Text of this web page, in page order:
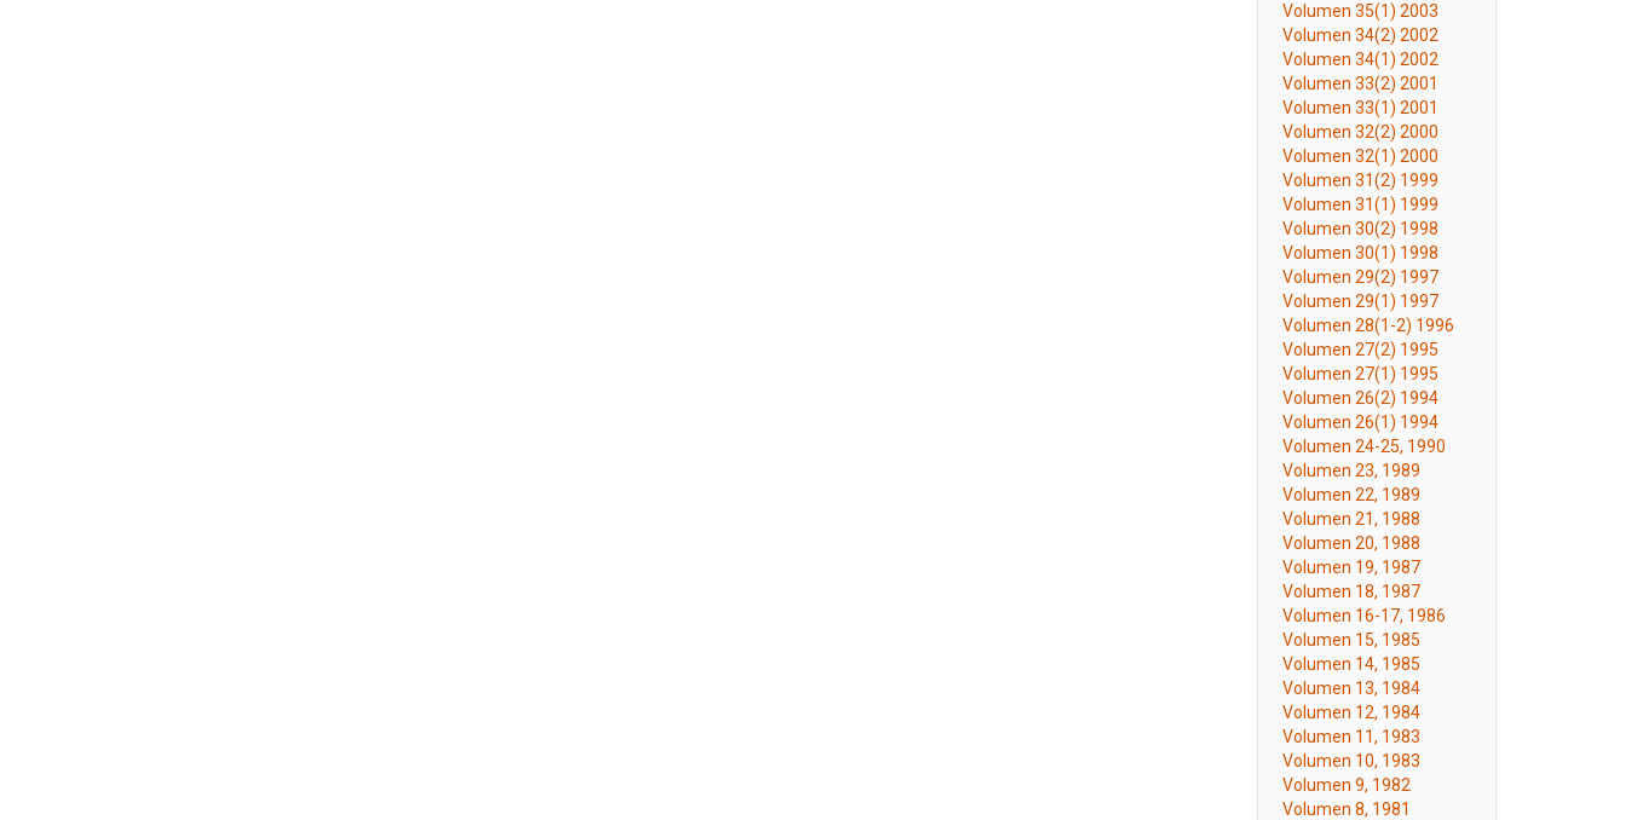
Volumen 35(1) 2003
Volumen 34(2) 2002
Volumen 34(1) 2002
Volumen 33(2) 2001
Volumen 33(1) 2001
Volumen 32(2) 2000
Volumen 32(1) 2000
Volumen 31(2) 1999
Volumen 31(1) 1999
Volumen 30(2) 1998
Volumen 30(1) 1998
Volumen 29(2) 1997
Volumen 29(1) 1997
Volumen 28(1-2) 1996
Volumen 27(2) 1995
Volumen 27(1) 1995
Volumen 26(2) 1994
Volumen 26(1) 1994
Volumen 24-25, 1990
Volumen 23, 1989
Volumen 22, 1989
Volumen 21, 1988
Volumen 20, 1988
Volumen 19, 1987
Volumen 18, 1987
Volumen 16-17, 1986
Volumen 15, 1985
Volumen 14, 1985
Volumen 13, 1984
Volumen 12, 1984
Volumen 11, 1983
Volumen 10, 1983
Volumen 9, 1982
Volumen 8, 1981